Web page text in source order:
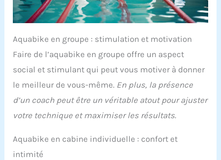
Aquabike en groupe : stimulation et motivation
Faire de l’aquabike en groupe offre un aspect
social et stimulant qui peut vous motiver à donner
le meilleur de vous-même. En plus, la présence
d’un coach peut être un véritable atout pour ajuster
votre technique et maximiser les résultats.
Aquabike en cabine individuelle : confort et
intimité